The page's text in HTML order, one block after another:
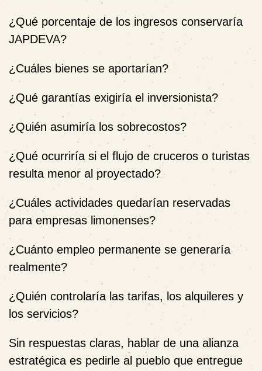
¿Qué porcentaje de los ingresos conservaría
JAPDEVA?
¿Cuáles bienes se aportarían?
¿Qué garantías exigiría el inversionista?
¿Quién asumiría los sobrecostos?
¿Qué ocurriría si el flujo de cruceros o turistas
resulta menor al proyectado?
¿Cuáles actividades quedarían reservadas
para empresas limonenses?
¿Cuánto empleo permanente se generaría
realmente?
¿Quién controlaría las tarifas, los alquileres y
los servicios?
Sin respuestas claras, hablar de una alianza
estratégica es pedirle al pueblo que entregue